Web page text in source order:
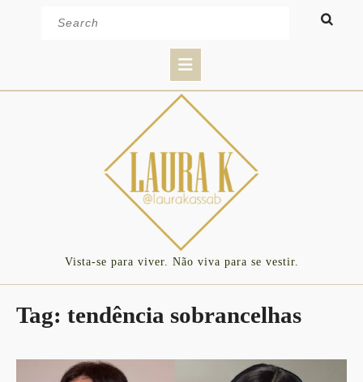
Button
Vista-se para viver. Não viva para se vestir.
Tag: tendência sobrancelhas